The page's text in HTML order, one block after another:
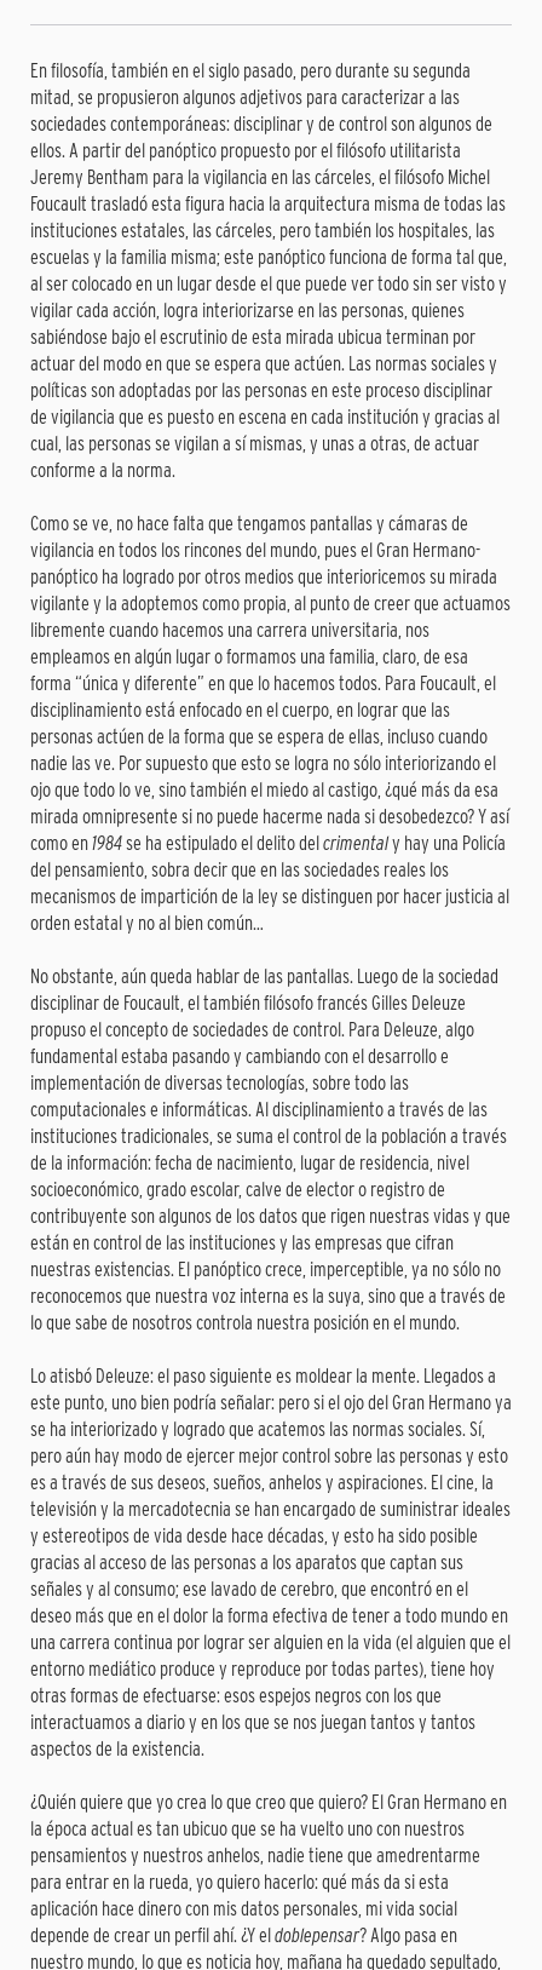
En filosofía, también en el siglo pasado, pero durante su segunda
mitad, se propusieron algunos adjetivos para caracterizar a las
sociedades contemporáneas: disciplinar y de control son algunos de
ellos. A partir del panóptico propuesto por el filósofo utilitarista
Jeremy Bentham para la vigilancia en las cárceles, el filósofo Michel
Foucault trasladó esta figura hacia la arquitectura misma de todas las
instituciones estatales, las cárceles, pero también los hospitales, las
escuelas y la familia misma; este panóptico funciona de forma tal que,
al ser colocado en un lugar desde el que puede ver todo sin ser visto y
vigilar cada acción, logra interiorizarse en las personas, quienes
sabiéndose bajo el escrutinio de esta mirada ubicua terminan por
actuar del modo en que se espera que actúen. Las normas sociales y
políticas son adoptadas por las personas en este proceso disciplinar
de vigilancia que es puesto en escena en cada institución y gracias al
cual, las personas se vigilan a sí mismas, y unas a otras, de actuar
conforme a la norma.
Como se ve, no hace falta que tengamos pantallas y cámaras de
vigilancia en todos los rincones del mundo, pues el Gran Hermano-
panóptico ha logrado por otros medios que interioricemos su mirada
vigilante y la adoptemos como propia, al punto de creer que actuamos
libremente cuando hacemos una carrera universitaria, nos
empleamos en algún lugar o formamos una familia, claro, de esa
forma “única y diferente” en que lo hacemos todos. Para Foucault, el
disciplinamiento está enfocado en el cuerpo, en lograr que las
personas actúen de la forma que se espera de ellas, incluso cuando
nadie las ve. Por supuesto que esto se logra no sólo interiorizando el
ojo que todo lo ve, sino también el miedo al castigo, ¿qué más da esa
mirada omnipresente si no puede hacerme nada si desobedezco? Y así
como en1984se ha estipulado el delito delcrimentaly hay una Policía
del pensamiento, sobra decir que en las sociedades reales los
mecanismos de impartición de la ley se distinguen por hacer justicia al
orden estatal y no al bien común…
No obstante, aún queda hablar de las pantallas. Luego de la sociedad
disciplinar de Foucault, el también filósofo francés Gilles Deleuze
propuso el concepto de sociedades de control. Para Deleuze, algo
fundamental estaba pasando y cambiando con el desarrollo e
implementación de diversas tecnologías, sobre todo las
computacionales e informáticas. Al disciplinamiento a través de las
instituciones tradicionales, se suma el control de la población a través
de la información: fecha de nacimiento, lugar de residencia, nivel
socioeconómico, grado escolar, calve de elector o registro de
contribuyente son algunos de los datos que rigen nuestras vidas y que
están en control de las instituciones y las empresas que cifran
nuestras existencias. El panóptico crece, imperceptible, ya no sólo no
reconocemos que nuestra voz interna es la suya, sino que a través de
lo que sabe de nosotros controla nuestra posición en el mundo.
Lo atisbó Deleuze: el paso siguiente es moldear la mente. Llegados a
este punto, uno bien podría señalar: pero si el ojo del Gran Hermano ya
se ha interiorizado y logrado que acatemos las normas sociales. Sí,
pero aún hay modo de ejercer mejor control sobre las personas y esto
es a través de sus deseos, sueños, anhelos y aspiraciones. El cine, la
televisión y la mercadotecnia se han encargado de suministrar ideales
y estereotipos de vida desde hace décadas, y esto ha sido posible
gracias al acceso de las personas a los aparatos que captan sus
señales y al consumo; ese lavado de cerebro, que encontró en el
deseo más que en el dolor la forma efectiva de tener a todo mundo en
una carrera continua por lograr ser alguien en la vida (el alguien que el
entorno mediático produce y reproduce por todas partes), tiene hoy
otras formas de efectuarse: esos espejos negros con los que
interactuamos a diario y en los que se nos juegan tantos y tantos
aspectos de la existencia.
¿Quién quiere que yo crea lo que creo que quiero? El Gran Hermano en
la época actual es tan ubicuo que se ha vuelto uno con nuestros
pensamientos y nuestros anhelos, nadie tiene que amedrentarme
para entrar en la rueda, yo quiero hacerlo: qué más da si esta
aplicación hace dinero con mis datos personales, mi vida social
depende de crear un perfil ahí. ¿Y eldoblepensar? Algo pasa en
nuestro mundo, lo que es noticia hoy, mañana ha quedado sepultado,